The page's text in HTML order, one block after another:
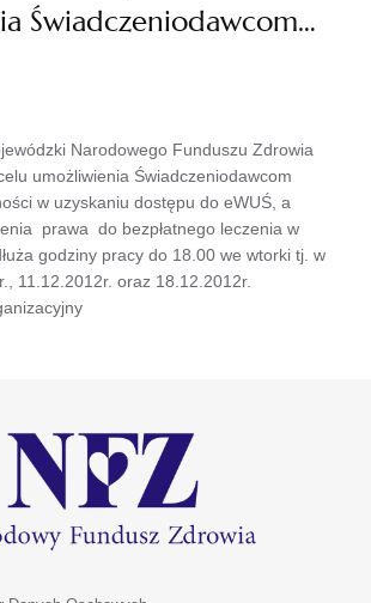
Świadczeniodawcom…
Narodowego Funduszu Zdrowia
umożliwienia Świadczeniodawcom
w uzyskaniu dostępu do eWUŚ, a
prawa do bezpłatnego leczenia w
godziny pracy do 18.00 we wtorki tj. w
11.12.2012r. oraz 18.12.2012r.